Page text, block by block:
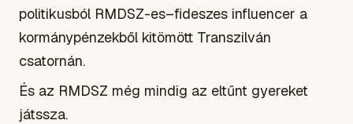
politikusból RMDSZ-es–fideszes influencer a
kormánypénzekből kitömött Transzilván
csatornán.
És az RMDSZ még mindig az eltűnt gyereket
játssza.